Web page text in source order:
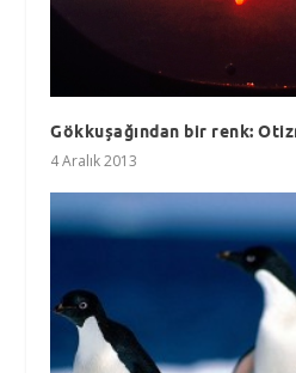
Gökkuşağından bir renk:
4 Aralık 2013